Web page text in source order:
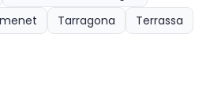
Tarragona
Terrassa